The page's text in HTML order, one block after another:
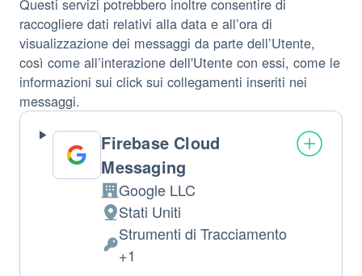
Questi servizi potrebbero inoltre consentire di
raccogliere dati relativi alla data e all’ora di
visualizzazione dei messaggi da parte dell’Utente,
così come all’interazione dell'Utente con essi, come le
informazioni sui click sui collegamenti inseriti nei
messaggi.
Firebase Cloud
Messaging
Azienda:
Google LLC
Luogo
del
trattamento:
Stati Uniti
Dati
Strumenti di Tracciamento
+1